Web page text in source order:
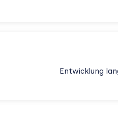
Entwicklung